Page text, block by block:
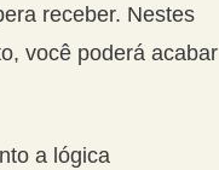
receber. Nestes
você poderá acabar
a lógica